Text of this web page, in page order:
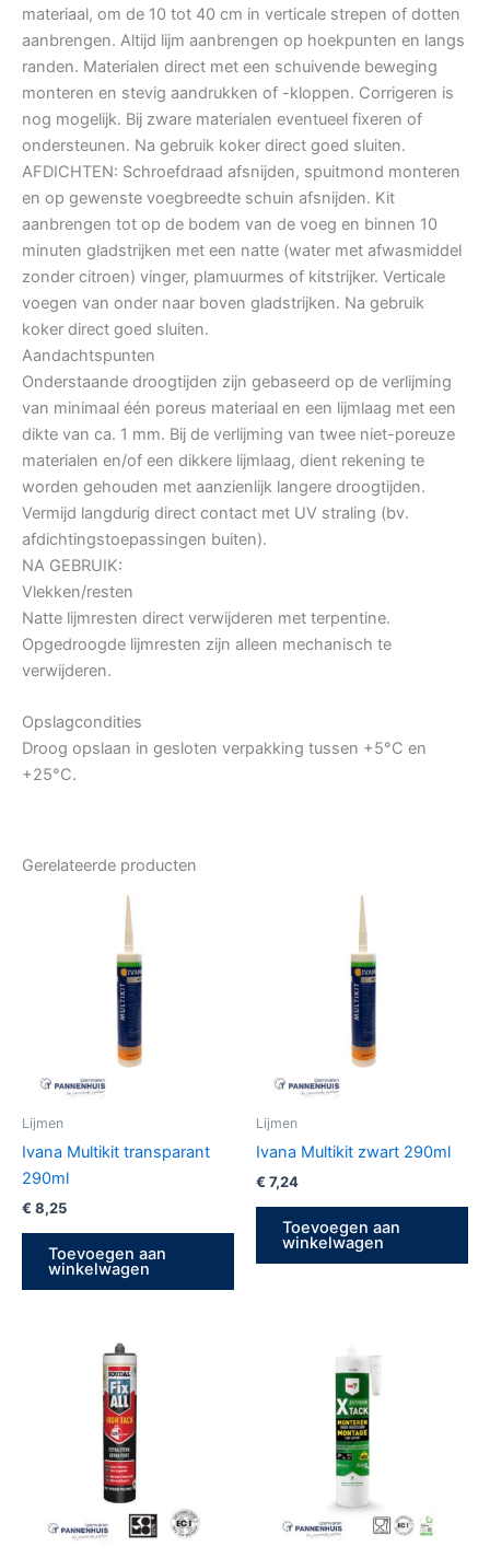
materiaal, om de 10 tot 40 cm in verticale strepen of dotten
aanbrengen. Altijd lijm aanbrengen op hoekpunten en langs
randen. Materialen direct met een schuivende beweging
monteren en stevig aandrukken of -kloppen. Corrigeren is
nog mogelijk. Bij zware materialen eventueel fixeren of
ondersteunen. Na gebruik koker direct goed sluiten.
AFDICHTEN: Schroefdraad afsnijden, spuitmond monteren
en op gewenste voegbreedte schuin afsnijden. Kit
aanbrengen tot op de bodem van de voeg en binnen 10
minuten gladstrijken met een natte (water met afwasmiddel
zonder citroen) vinger, plamuurmes of kitstrijker. Verticale
voegen van onder naar boven gladstrijken. Na gebruik
koker direct goed sluiten.
Aandachtspunten
Onderstaande droogtijden zijn gebaseerd op de verlijming
van minimaal één poreus materiaal en een lijmlaag met een
dikte van ca. 1 mm. Bij de verlijming van twee niet-poreuze
materialen en/of een dikkere lijmlaag, dient rekening te
worden gehouden met aanzienlijk langere droogtijden.
Vermijd langdurig direct contact met UV straling (bv.
afdichtingstoepassingen buiten).
NA GEBRUIK:
Vlekken/resten
Natte lijmresten direct verwijderen met terpentine.
Opgedroogde lijmresten zijn alleen mechanisch te
verwijderen.
Opslagcondities
Droog opslaan in gesloten verpakking tussen +5°C en
+25°C.
Gerelateerde producten
Lijmen
Ivana Multikit transparant
290ml
€ 8,25
Toevoegen aan
winkelwagen
Lijmen
Ivana Multikit zwart 290ml
€ 7,24
Toevoegen aan
winkelwagen